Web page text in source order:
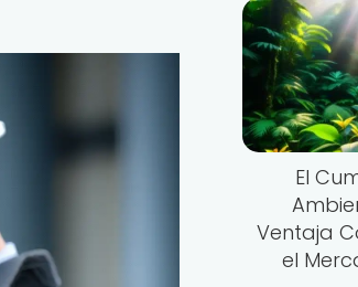
El
Ventaja
el